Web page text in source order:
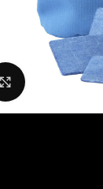
Nagyítás